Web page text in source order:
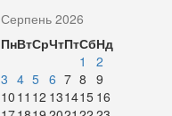
Серпень 2026
ПнВтСрЧтПтСбНд
1
2
3 4 5 6 7 8 9
10 11 12 131415 16